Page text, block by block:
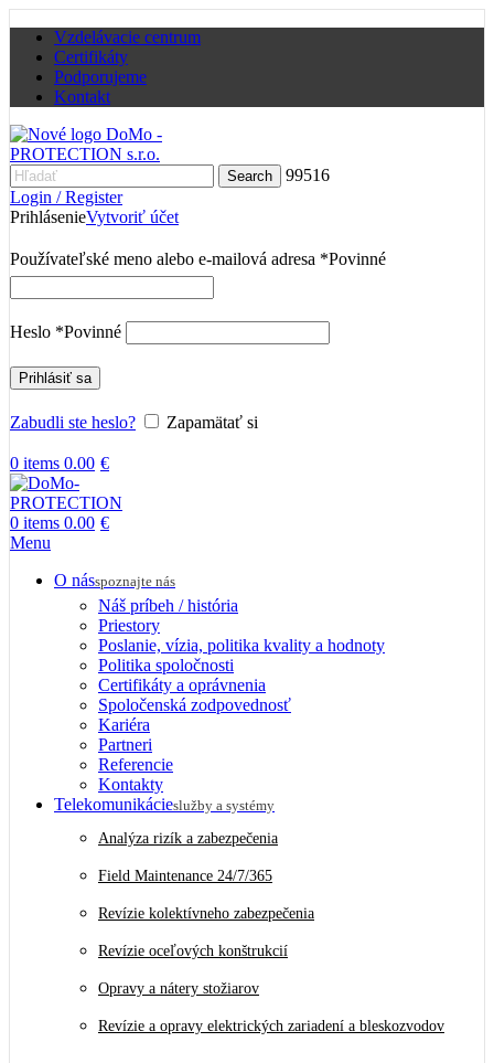
Vzdelávacie centrum
Certifikáty
Podporujeme
Kontakt
Search
99516
Login / Register
PrihlásenieVytvoriť účet
Používateľské meno alebo e-mailová adresa *Povinné
Heslo *Povinné
Prihlásiť sa
Zabudli ste heslo? Zapamätať si
0 items 0.00 €
0 items 0.00 €
Menu
O násspoznajte nás
Náš príbeh / história
Priestory
Poslanie, vízia, politika kvality a hodnoty
Politika spoločnosti
Certifikáty a oprávnenia
Spoločenská zodpovednosť
Kariéra
Partneri
Referencie
Kontakty
Telekomunikácieslužby a systémy
Analýza rizík a zabezpečenia
Field Maintenance 24/7/365
Revízie kolektívneho zabezpečenia
Revízie oceľových konštrukcií
Opravy a nátery stožiarov
Revízie a opravy elektrických zariadení a bleskozvodov